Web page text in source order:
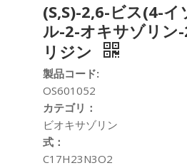
(S,S)-2,6-ビス(4-イ
ル-2-オキサゾリン
リジン
製品コード:
OS601052
カテゴリ：
ビオキサゾリン
式：
C17H23N3O2